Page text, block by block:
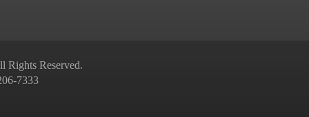
Reserved.
7333